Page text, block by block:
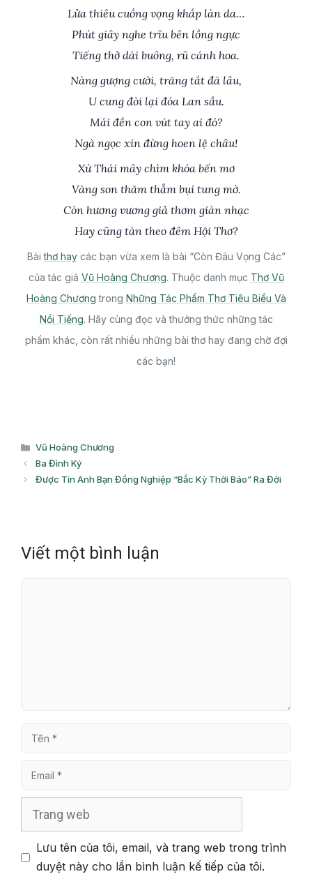
Lửa thiêu cuồng vọng khắp làn da…
Phút giây nghe trĩu bên lồng ngực
Tiếng thở dài buông, rũ cánh hoa.
Nàng gượng cười, trăng tắt đã lâu,
U cung đòi lại đóa Lan sầu.
Mái đền con vút tay ai đó?
Ngà ngọc xin đừng hoen lệ châu!
Xứ Thái mây chìm khóa bến mơ
Vàng son thăm thẳm bụi tung mờ.
Còn hương vương giả thơm giàn nhạc
Hay cũng tàn theo đêm Hội Thơ?
Bàithơ haycác bạn vừa xem là bài “Còn Đâu Vọng Các”
của tác giả Vũ Hoàng Chương. Thuộc danh mục Thơ Vũ
Hoàng Chương trong Những Tác Phẩm Thơ Tiêu Biểu Và
Nổi Tiếng. Hãy cùng đọc và thưởng thức những tác
phẩm khác, còn rất nhiều những bài thơ hay đang chờ đợi
các bạn!
Danh
mục
Vũ Hoàng Chương
Ba Đình Ký
Được Tin Anh Bạn Đồng Nghiệp “Bắc Kỳ Thời Báo” Ra Đời
Viết một bình luận
Tên
Email
Lưu tên của tôi, email, và trang web trong trình
duyệt này cho lần bình luận kế tiếp của tôi.